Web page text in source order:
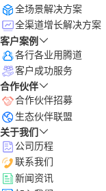
全场景解决方案
全渠道增长解决方案
客户案例
各行各业用腾道
客户成功服务
合作伙伴
合作伙伴招募
生态伙伴联盟
关于我们
公司历程
联系我们
新闻资讯